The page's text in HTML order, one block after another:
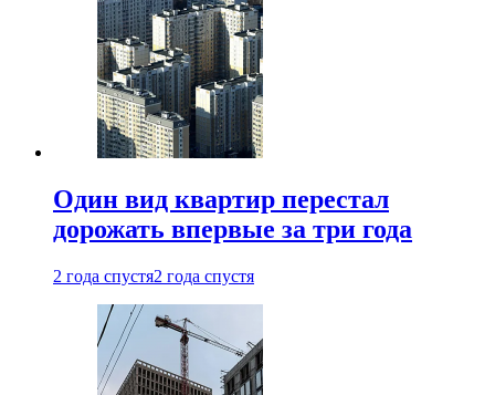
Один вид квартир перестал
дорожать впервые за три года
2 года спустя2 года спустя